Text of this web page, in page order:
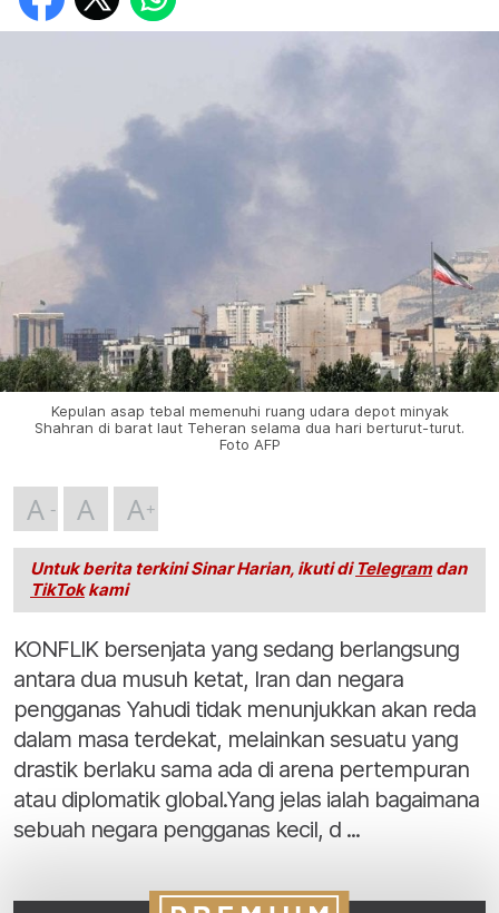
Kepulan asap tebal memenuhi ruang udara depot minyak
Shahran di barat laut Teheran selama dua hari berturut-turut.
Foto AFP
A A A
Untuk berita terkini Sinar Harian, ikuti di Telegramdan
TikTokkami
KONFLIK bersenjata yang sedang berlangsung
antara dua musuh ketat, Iran dan negara
pengganas Yahudi tidak menunjukkan akan reda
dalam masa terdekat, melainkan sesuatu yang
drastik berlaku sama ada di arena pertempuran
atau diplomatik global.Yang jelas ialah bagaimana
sebuah negara pengganas kecil, d ...